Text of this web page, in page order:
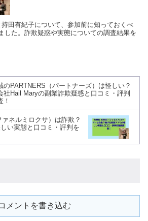
田有紀子について、参加前に知っておくべ
した。詐欺疑惑や実態についての調査結果を
のPARTNERS（パートナーズ）は怪しい？
社Hail Maryの副業詐欺疑惑と口コミ・評判
！
ネルミロクサ）は詐欺？
い実態と口コミ・評判を
メントを書き込む